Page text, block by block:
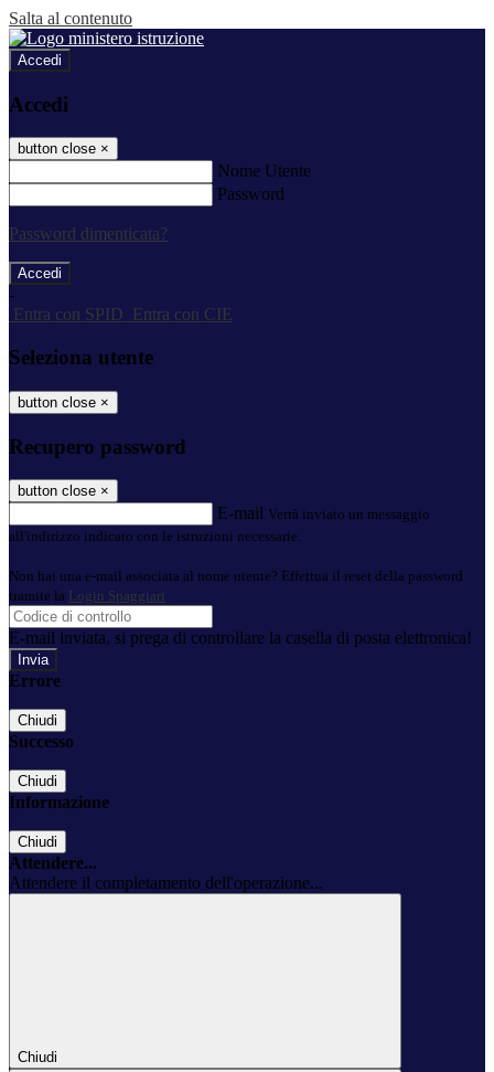
Salta al contenuto
Accedi
Accedi
button close ×
Nome Utente
Password
Password dimenticata?
-
Entra con SPID
Entra con CIE
Seleziona utente
button close ×
Recupero password
button close ×
E-mail Verrà inviato un messaggio
all'indirizzo indicato con le istruzioni necessarie.
Non hai una e-mail associata al nome utente? Effettua il reset della password
tramite la Login Spaggiari
E-mail inviata, si prega di controllare la casella di posta elettronica!
Errore
Chiudi
Successo
Chiudi
Informazione
Chiudi
Attendere...
Attendere il completamento dell'operazione...
Chiudi